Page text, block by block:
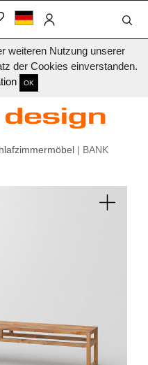
weiteren Nutzung unserer
der Cookies einverstanden.
OK
| BANK